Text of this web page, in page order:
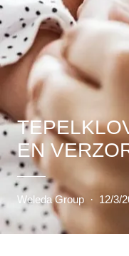
EN
Weleda Group · 12/3/